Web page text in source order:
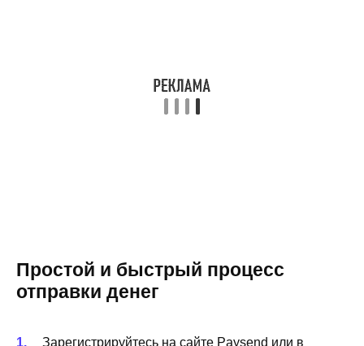
Простой и быстрый процесс
отправки денег
Зарегистрируйтесь на сайте Paysend или в